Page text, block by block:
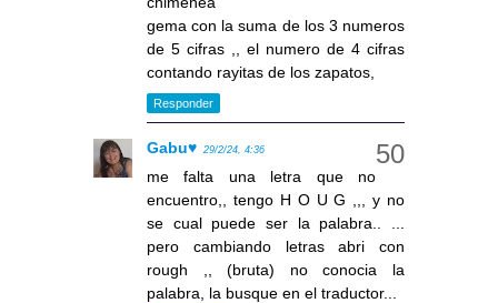
gema con la suma de los 3 numeros
de 5 cifras ,, el numero de 4 cifras
contando rayitas de los zapatos,
Responder
Gabu♥ 29/2/24, 4:36
me falta una letra que no
encuentro,, tengo H O U G ,,, y no
se cual puede ser la palabra.. ...
pero cambiando letras abri con
rough ,, (bruta) no conocia la
palabra, la busque en el traductor...